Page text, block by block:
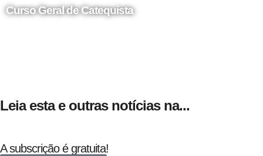
Curso Geral de Catequista
Leia esta e outras notícias na...
A subscrição é gratuita!